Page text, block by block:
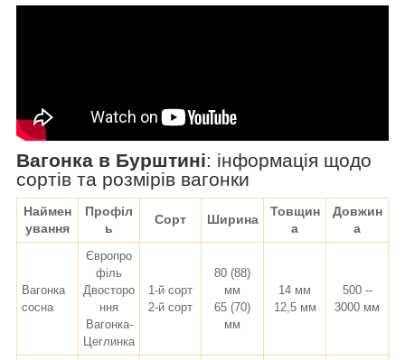
Вагонка в Бурштині: інформація щодо
сортів та розмірів вагонки
Наймен
ування
Профіл
ь
Сорт Ширина
Товщин
а
Довжин
а
Вагонка
сосна
Європро
філь
Двосторо
ння
Вагонка-
Цеглинка
1-й сорт
2-й сорт
80 (88)
мм
65 (70)
мм
14 мм
12,5 мм
500 --
3000 мм